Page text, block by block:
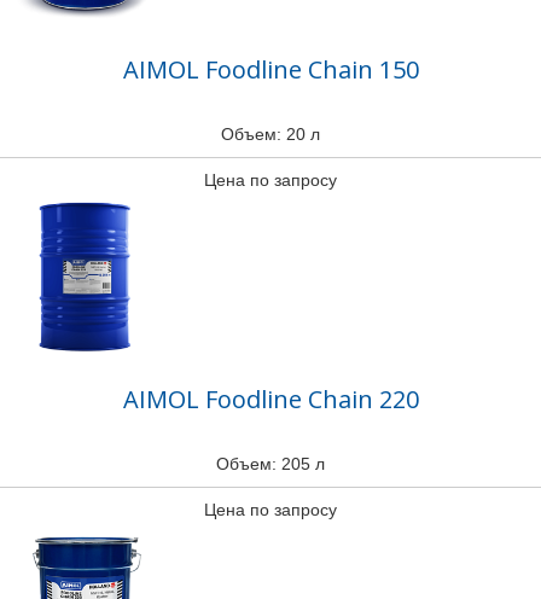
AIMOL Foodline Chain 150
Объем: 20 л
Цена по запросу
AIMOL Foodline Chain 220
Объем: 205 л
Цена по запросу